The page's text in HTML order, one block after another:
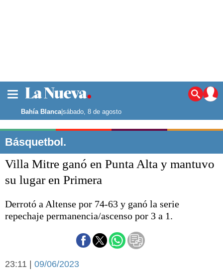
Noticias
La ciudad
Punta Alta
El mundo
Deportes
Escenario Olímpico
Liga del Sur
Fútbol
Bahía Blanca|sábado, 8 de agosto
Básquetbol.
Villa Mitre ganó en Punta Alta y mantuvo
su lugar en Primera
Derrotó a Altense por 74-63 y ganó la serie
repechaje permanencia/ascenso por 3 a 1.
23:11 | 09/06/2023